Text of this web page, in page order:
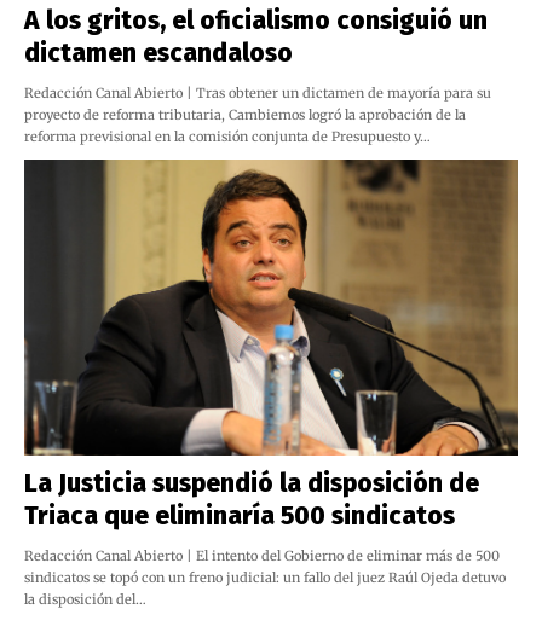
A los gritos, el oficialismo consiguió un
dictamen escandaloso
Redacción Canal Abierto | Tras obtener un dictamen de mayoría para su
proyecto de reforma tributaria, Cambiemos logró la aprobación de la
reforma previsional en la comisión conjunta de Presupuesto y…
La Justicia suspendió la disposición de
Triaca que eliminaría 500 sindicatos
Redacción Canal Abierto | El intento del Gobierno de eliminar más de 500
sindicatos se topó con un freno judicial: un fallo del juez Raúl Ojeda detuvo
la disposición del…